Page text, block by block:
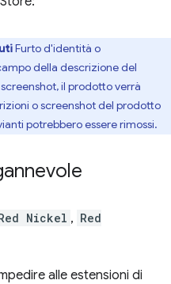
Furto d'identità o
della descrizione del
il prodotto verrà
o screenshot del prodotto
potrebbero essere rimossi.
Nickel , Red
alle estensioni di